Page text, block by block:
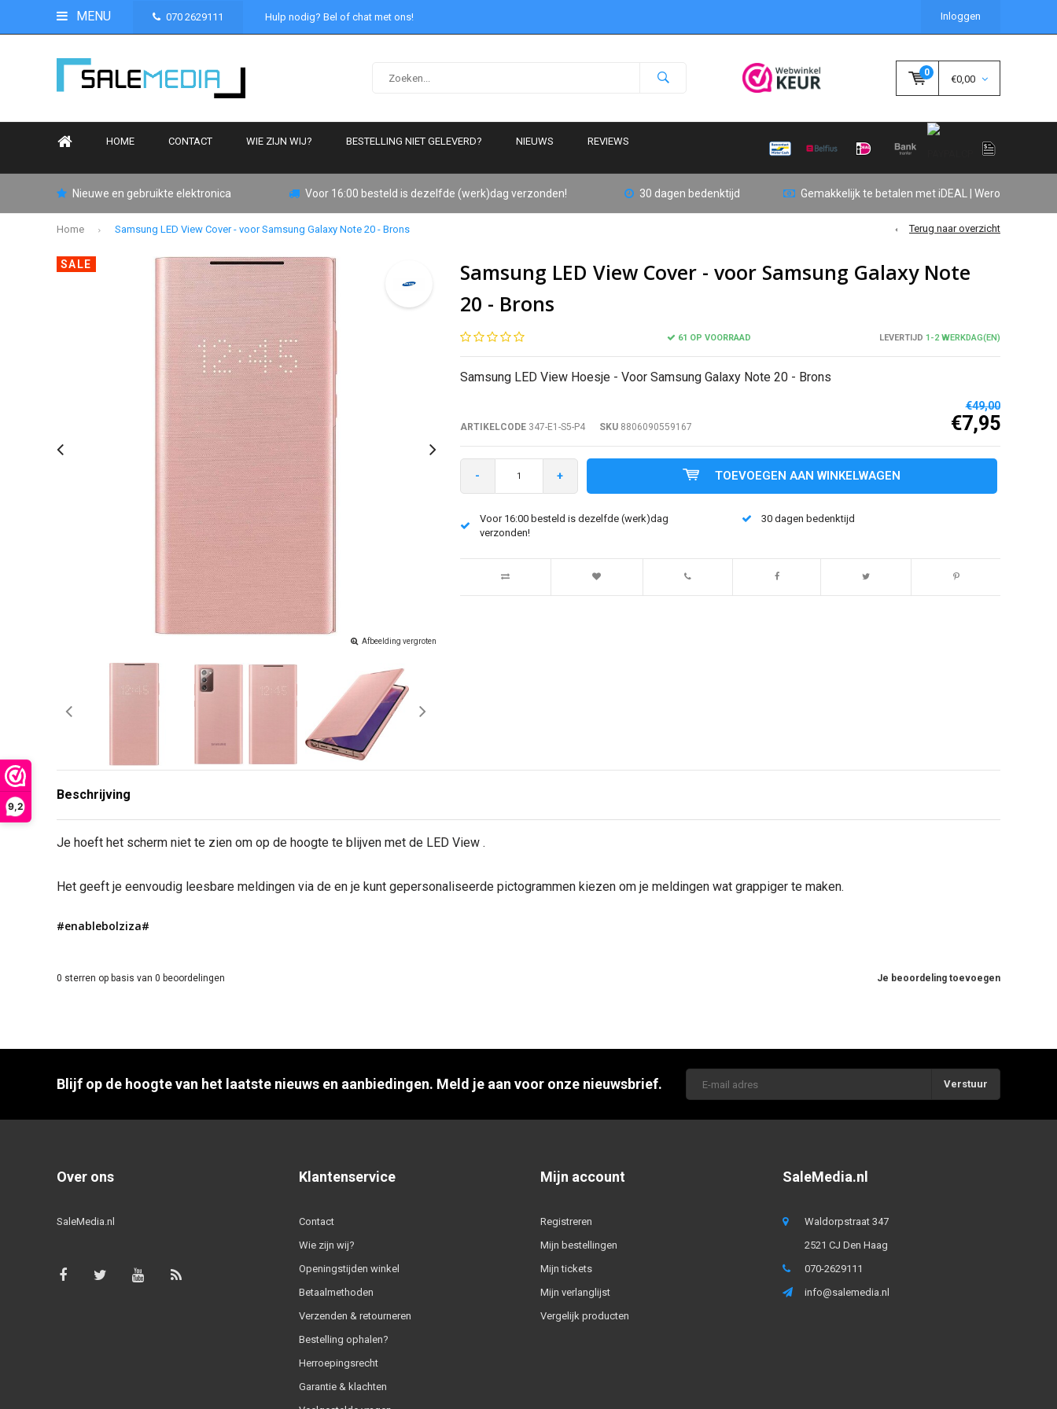
9,2
MENU 070 2629111 Hulp nodig? Bel of chat met ons! Inloggen
0
€0,00
HOME CONTACT WIE ZIJN WIJ? BESTELLING NIET GELEVERD? NIEUWS REVIEWS
Nieuwe en gebruikte elektronica Voor 16:00 besteld is dezelfde (werk)dag verzonden! 30 dagen bedenktijd Gemakkelijk te betalen met iDEAL | Wero
Home Samsung LED View Cover - voor Samsung Galaxy Note 20 - Brons Terug naar overzicht
SALE
Afbeelding vergroten
Samsung LED View Cover - voor Samsung Galaxy Note
20 - Brons
61 OP VOORRAAD LEVERTIJD 1-2 WERKDAG(EN)
Samsung LED View Hoesje - Voor Samsung Galaxy Note 20 - Brons
ARTIKELCODE347-E1-S5-P4 SKU8806090559167
€49,00
€7,95
- + TOEVOEGEN AAN WINKELWAGEN
Voor 16:00 besteld is dezelfde (werk)dag
verzonden!
30 dagen bedenktijd
Beschrijving
Je hoeft het scherm niet te zien om op de hoogte te blijven met de LED View .
Het geeft je eenvoudig leesbare meldingen via de en je kunt gepersonaliseerde pictogrammen kiezen om je meldingen wat grappiger te maken.
#enablebolziza#
Je beoordeling toevoegen
0 sterren op basis van 0 beoordelingen
Blijf op de hoogte van het laatste nieuws en aanbiedingen. Meld je aan voor onze nieuwsbrief. Verstuur
Over ons
SaleMedia.nl
Klantenservice
Contact
Wie zijn wij?
Openingstijden winkel
Betaalmethoden
Verzenden & retourneren
Bestelling ophalen?
Herroepingsrecht
Garantie & klachten
Mijn account
Registreren
Mijn bestellingen
Mijn tickets
Mijn verlanglijst
Vergelijk producten
SaleMedia.nl
Waldorpstraat 347
2521 CJ Den Haag
070-2629111
info@salemedia.nl